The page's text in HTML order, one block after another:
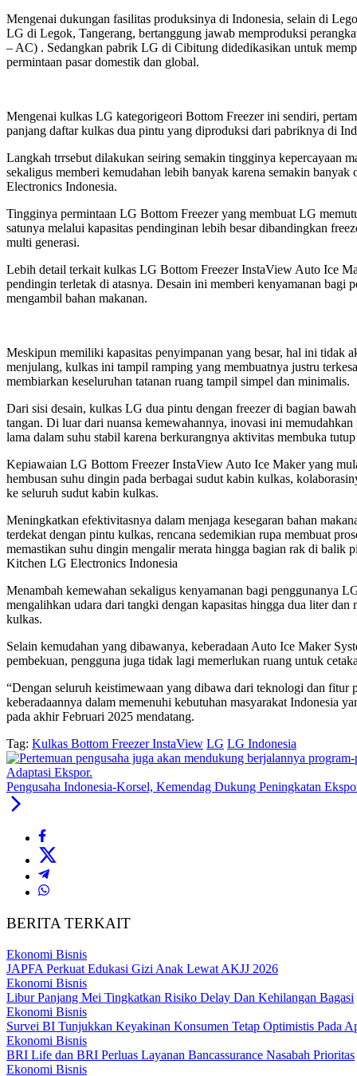
Mengenai dukungan fasilitas produksinya di Indonesia, selain di
LG di Legok, Tangerang, bertanggung jawab memproduksi
– AC) . Sedangkan pabrik LG di Cibitung didedikasikan untuk
permintaan pasar domestik dan global.
Mengenai kulkas LG kategorigeori Bottom Freezer ini sendiri,
panjang daftar kulkas dua pintu yang diproduksi dari pabriknya di
Langkah trrsebut dilakukan seiring semakin tingginya kepercayaan
sekaligus memberi kemudahan lebih banyak karena semakin
Electronics Indonesia.
Tingginya permintaan LG Bottom Freezer yang membuat LG
satunya melalui kapasitas pendinginan lebih besar dibandingkan
multi generasi.
Lebih detail terkait kulkas LG Bottom Freezer InstaView Auto Ice
pendingin terletak di atasnya. Desain ini memberi kenyamanan bagi
mengambil bahan makanan.
Meskipun memiliki kapasitas penyimpanan yang besar, hal ini tidak
menjulang, kulkas ini tampil ramping yang membuatnya justru
membiarkan keseluruhan tatanan ruang tampil simpel dan minimalis.
Dari sisi desain, kulkas LG dua pintu dengan freezer di bagian
tangan. Di luar dari nuansa kemewahannya, inovasi ini
lama dalam suhu stabil karena berkurangnya aktivitas membuka
Kepiawaian LG Bottom Freezer InstaView Auto Ice Maker yang
hembusan suhu dingin pada berbagai sudut kabin kulkas,
ke seluruh sudut kabin kulkas.
Meningkatkan efektivitasnya dalam menjaga kesegaran bahan
terdekat dengan pintu kulkas, rencana sedemikian rupa membuat
memastikan suhu dingin mengalir merata hingga bagian rak di
Kitchen LG Electronics Indonesia
Menambah kemewahan sekaligus kenyamanan bagi penggunanya
mengalihkan udara dari tangki dengan kapasitas hingga dua liter
kulkas.
Selain kemudahan yang dibawanya, keberadaan Auto Ice Maker
pembekuan, pengguna juga tidak lagi memerlukan ruang untuk
“Dengan seluruh keistimewaan yang dibawa dari teknologi dan
keberadaannya dalam memenuhi kebutuhan masyarakat Indonesia
pada akhir Februari 2025 mendatang.
Tag: Kulkas Bottom Freezer InstaView LG LG Indonesia
Pengusaha Indonesia-Korsel, Kemendag Dukung Peningkatan
BERITA TERKAIT
Ekonomi Bisnis
JAPFA Perkuat Edukasi Gizi Anak Lewat AKJJ 2026
Ekonomi Bisnis
Libur Panjang Mei Tingkatkan Risiko Delay Dan Kehilangan Bagasi
Ekonomi Bisnis
Survei BI Tunjukkan Keyakinan Konsumen Tetap Optimistis Pada
Ekonomi Bisnis
BRI Life dan BRI Perluas Layanan Bancassurance Nasabah Prioritas
Ekonomi Bisnis